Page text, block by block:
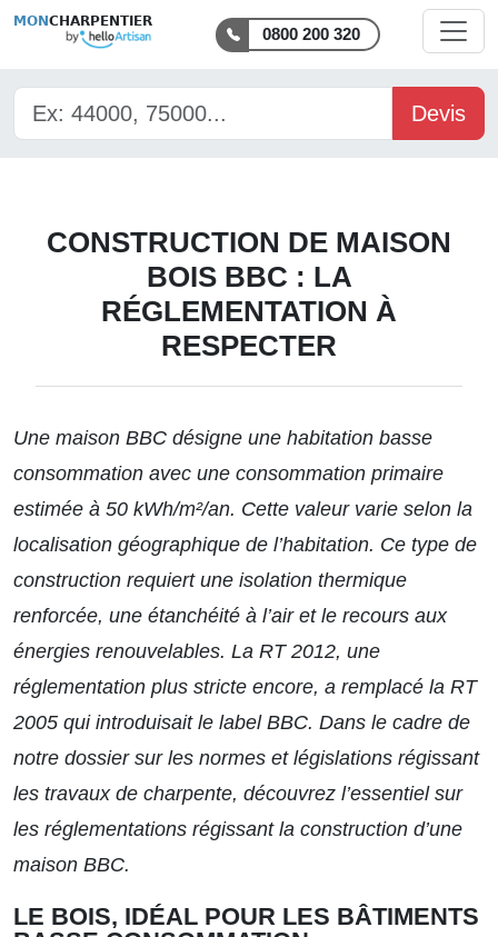
MON CHARPENTIER
0800 200 320
Devis
CONSTRUCTION DE MAISON
BOIS BBC : LA
RÉGLEMENTATION À
RESPECTER
Une maison BBC désigne une habitation basse
consommation avec une consommation primaire
estimée à 50 kWh/m²/an. Cette valeur varie selon la
localisation géographique de l’habitation. Ce type de
construction requiert une isolation thermique
renforcée, une étanchéité à l’air et le recours aux
énergies renouvelables. La RT 2012, une
réglementation plus stricte encore, a remplacé la RT
2005 qui introduisait le label BBC. Dans le cadre de
notre dossiersur les normes et législations régissant
les travaux de charpente, découvrez l’essentiel sur
les réglementations régissant la construction d’une
maison BBC.
LE BOIS, IDÉAL POUR LES BÂTIMENTS